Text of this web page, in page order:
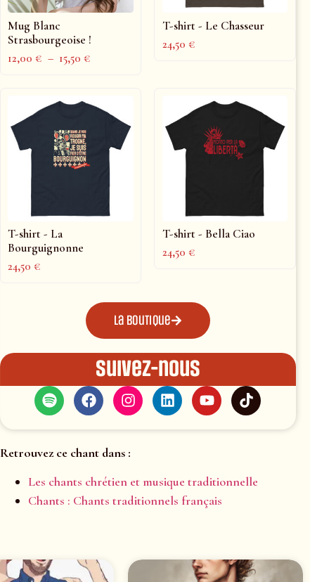
Mug Blanc
Strasbourgeoise !
12,00€ – 15,50€
T-shirt - Le Chasseur
24,50€
T-shirt - La
Bourguignonne
24,50€
T-shirt - Bella Ciao
24,50€
La boutique
Suivez-nous
Retrouvez ce chant dans :
Les chants chrétien et musique traditionnelle
Chants : Chants traditionnels français